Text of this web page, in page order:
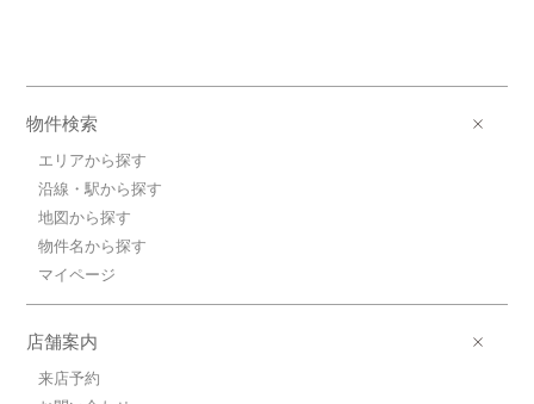
物件検索
エリアから探す
沿線・駅から探す
地図から探す
物件名から探す
マイページ
店舗案内
来店予約